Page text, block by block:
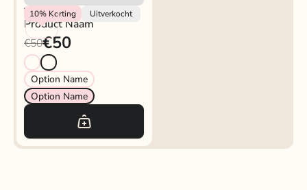
10% Korting Uitverkocht
Vendor
Product Naam
€50€50
Option Name
Option Name